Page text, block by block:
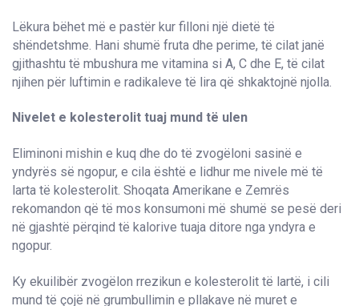
Lëkura bëhet më e pastër kur filloni një dietë të
shëndetshme. Hani shumë fruta dhe perime, të cilat janë
gjithashtu të mbushura me vitamina si A, C dhe E, të cilat
njihen për luftimin e radikaleve të lira që shkaktojnë njolla.
Nivelet e kolesterolit tuaj mund të ulen
Eliminoni mishin e kuq dhe do të zvogëloni sasinë e
yndyrës së ngopur, e cila është e lidhur me nivele më të
larta të kolesterolit. Shoqata Amerikane e Zemrës
rekomandon që të mos konsumoni më shumë se pesë deri
në gjashtë përqind të kalorive tuaja ditore nga yndyra e
ngopur.
Ky ekuilibër zvogëlon rrezikun e kolesterolit të lartë, i cili
mund të çojë në grumbullimin e pllakave në muret e